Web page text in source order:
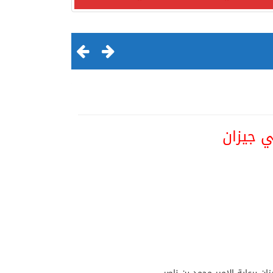
الثالث عشر الهجري
جيزان